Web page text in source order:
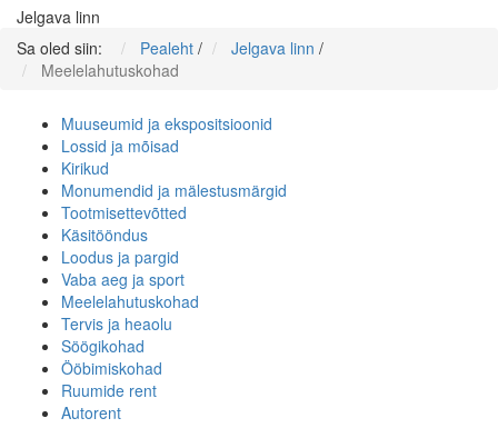
Jelgava linn
Sa oled siin:
Pealeht / Jelgava linn /
Meelelahutuskohad
Muuseumid ja ekspositsioonid
Lossid ja mõisad
Kirikud
Monumendid ja mälestusmärgid
Tootmisettevõtted
Käsitööndus
Loodus ja pargid
Vaba aeg ja sport
Meelelahutuskohad
Tervis ja heaolu
Söögikohad
Ööbimiskohad
Ruumide rent
Autorent